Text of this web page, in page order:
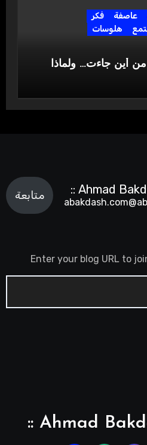
عاصفة
فكر
هلوسات
أين جاءت… ولماذا
متابعة
Enter your blog URL to